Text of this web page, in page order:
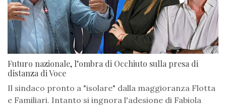
Futuro nazionale, l’ombra di Occhiuto sulla presa di
distanza di Voce
Il sindaco pronto a "isolare" dalla maggioranza Flotta
e Familiari. Intanto si ingnora l'adesione di Fabiola